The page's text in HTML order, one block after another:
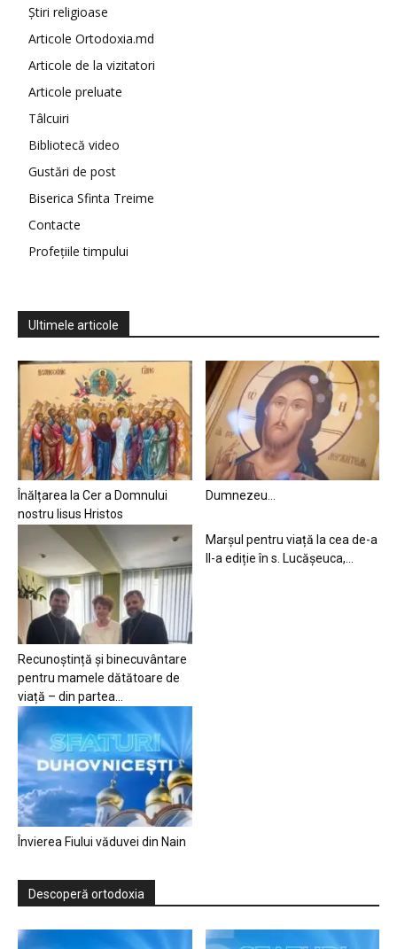
Știri religioase
Articole Ortodoxia.md
Articole de la vizitatori
Articole preluate
Tâlcuiri
Bibliotecă video
Gustări de post
Biserica Sfinta Treime
Contacte
Profețiile timpului
Ultimele articole
Înălțarea la Cer a Domnului
nostru Iisus Hristos
Dumnezeu…
Recunoștință și binecuvântare
pentru mamele dătătoare de
viață – din partea...
Marșul pentru viață la cea de-a
II-a ediție în s. Lucășeuca,...
Învierea Fiului văduvei din Nain
Descoperă ortodoxia